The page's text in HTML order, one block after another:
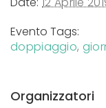
Evento Tags:
doppiaggio,
Organizzatori